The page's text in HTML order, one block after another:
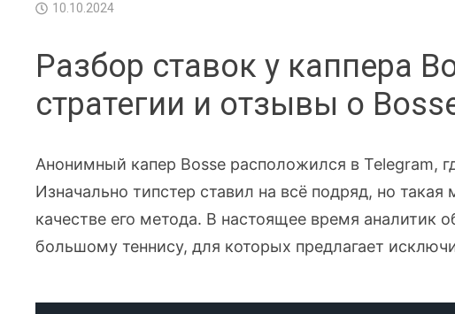
10.10.2024
Разбор ставок у каппера
стратегии и отзывы о
Анонимный капер Bosse расположился в Telegram,
Изначально типстер ставил на всё подряд, но такая
качестве его метода. В настоящее время аналитик
большому теннису, для которых предлагает